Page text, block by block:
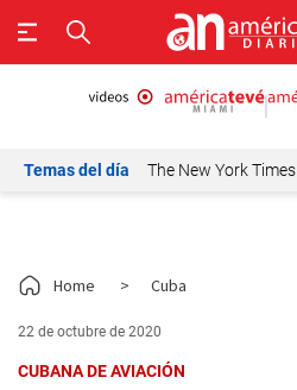
Temas del día The New York Times
Home > Cuba
22 de octubre de 2020
CUBANA DE AVIACIÓN